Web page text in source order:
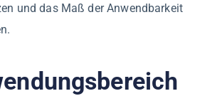
und das Maß der Anwendbarkeit